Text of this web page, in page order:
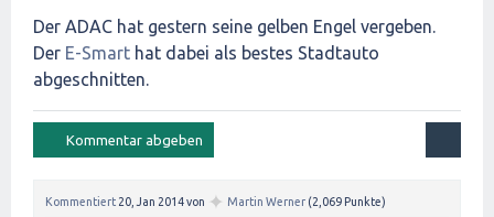
Der ADAC hat gestern seine gelben Engel vergeben.
Der E-Smart hat dabei als bestes Stadtauto
abgeschnitten.
Kommentiert 20, Jan 2014von ✦ Martin Werner (2,069 Punkte)